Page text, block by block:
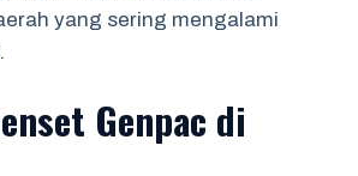
yang sering mengalami
Genpac di